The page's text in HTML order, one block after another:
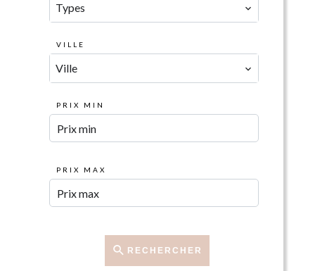
Types
VILLE
Ville
PRIX MIN
PRIX MAX
RECHERCHER